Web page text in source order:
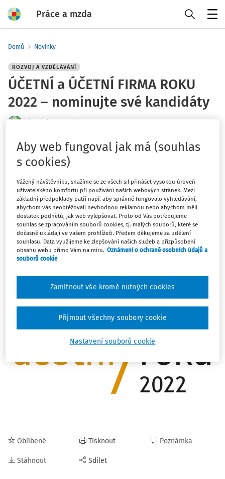
Práce a mzda
Domů Novinky
ROZVOJ A VZDĚLÁVÁNÍ
ÚČETNÍ a ÚČETNÍ FIRMA ROKU
2022 – nominujte své kandidáty
Tým Práce a mzda
1 minuta čtení
Termín pro zasílání nominací do právě probíhající profesní
soutěže ÚČETNÍ a ÚČETNÍ FIRMA ROKU 2022 byl
prodloužen do pondělí 12. září 2022. Využijte této
možnosti a pošlete přihlášku do jedné z kategorií přes
webové stránky soutěžewww.ucetni-roku.cz.
Nominovat může kdokoliv bez omezení – nominace
mohou přicházet jak od široké veřejnosti, tak i od
samotných kandidátů, kdy na titul nominují sebe sama či
Jaká kritéria by měli splňovat jednotliví kandidáti? Vše
www.ucetni-roku.cz.
Oblíbené
Stáhnout
Tisknout
Sdílet
Poznámka
Aby web fungoval jak má (souhlas
s cookies)
Vážený návštěvníku, snažíme se ze všech sil přinášet vysokou úroveň
uživatelského komfortu při používání našich webových stránek. Mezi
základní předpoklady patří např. aby správně fungovalo vyhledávání,
abychom vás neobtěžovali nevhodnou reklamou nebo abychom měli
dostatek podnětů, jak web vylepšovat. Proto od Vás potřebujeme
souhlas se zpracováním souborů cookies, tj. malých souborů, které se
dočasně ukládají ve vašem prohlížeči. Předem děkujeme za udělení
souhlasu. Data využijeme ke zlepšování našich služeb a přizpůsobení
obsahu webu přímo Vám na míru. Oznámení o ochraně osobních údajů a
souborů cookie
Nastavení souborů cookie
Zamítnout vše kromě nutných cookies
Přijmout všechny soubory cookie